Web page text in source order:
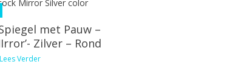
met Pauw –
Zilver – Rond
Lees Verder